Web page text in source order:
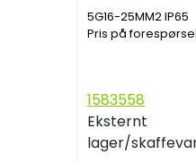
5G16-25MM2 IP65
Pris på forespørsel
1583558
Eksternt
lager/